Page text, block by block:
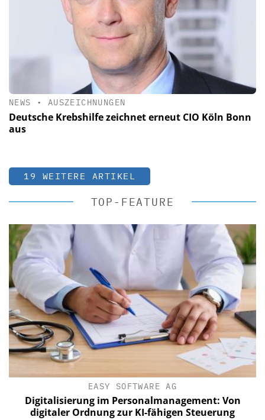
NEWS • AUSZEICHNUNGEN
Deutsche Krebshilfe zeichnet erneut CIO Köln Bonn
aus
19 WEITERE ARTIKEL
TOP-FEATURE
EASY SOFTWARE AG
Digitalisierung im Personalmanagement: Von
digitaler Ordnung zur KI-fähigen Steuerung